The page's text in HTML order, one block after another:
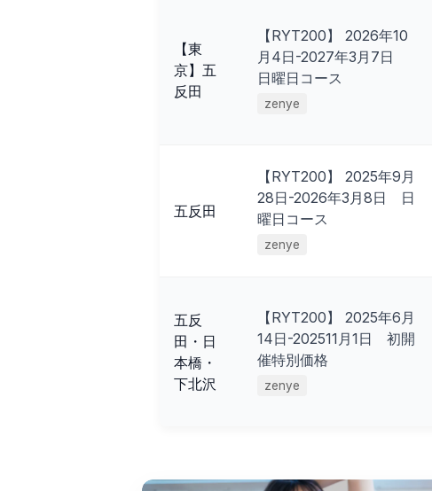
【東
京】五
反田
【RYT200】 2026年10
月4日-2027年3月7日
日曜日コース
zenye
五反田
【RYT200】 2025年9月
28日-2026年3月8日 日
曜日コース
zenye
五反
田・日
本橋・
下北沢
【RYT200】 2025年6月
14日-202511月1日 初開
催特別価格
zenye